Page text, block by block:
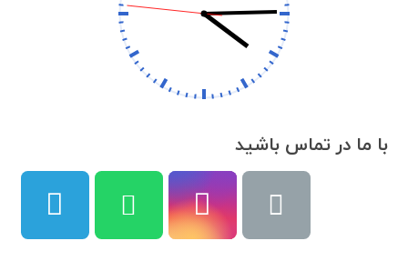
با ما در تماس باشید